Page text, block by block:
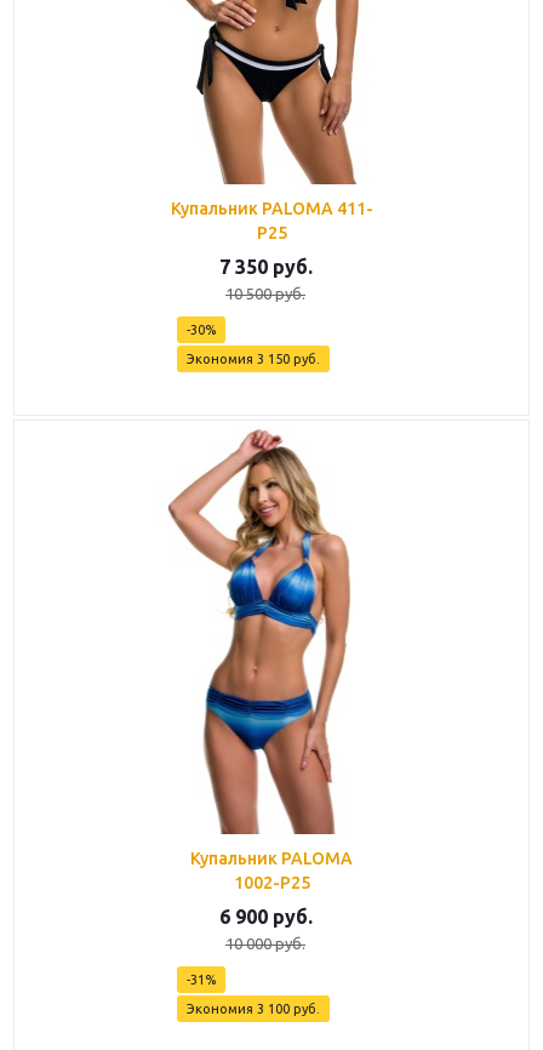
Купальник PALOMA 411-
P25
7 350руб.
10 500руб.
-30%
Экономия 3 150руб.
Купальник PALOMA
1002-P25
6 900руб.
10 000руб.
-31 %
Экономия 3 100руб.